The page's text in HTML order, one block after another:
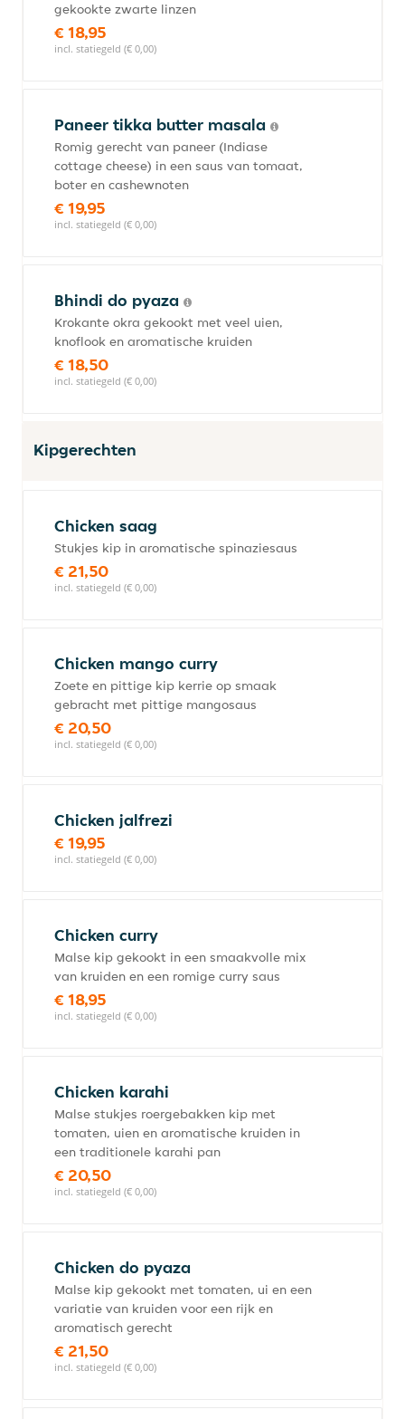
gekookte zwarte linzen
€ 18,95
incl. statiegeld (€ 0,00)
Paneer tikka butter masala
Romig gerecht van paneer (Indiase
cottage cheese) in een saus van tomaat,
boter en cashewnoten
€ 19,95
incl. statiegeld (€ 0,00)
Bhindi do pyaza
Krokante okra gekookt met veel uien,
knoflook en aromatische kruiden
€ 18,50
incl. statiegeld (€ 0,00)
Kipgerechten
Chicken saag
Stukjes kip in aromatische spinaziesaus
€ 21,50
incl. statiegeld (€ 0,00)
Chicken mango curry
Zoete en pittige kip kerrie op smaak
gebracht met pittige mangosaus
€ 20,50
incl. statiegeld (€ 0,00)
Chicken jalfrezi
€ 19,95
incl. statiegeld (€ 0,00)
Chicken curry
Malse kip gekookt in een smaakvolle mix
van kruiden en een romige curry saus
€ 18,95
incl. statiegeld (€ 0,00)
Chicken karahi
Malse stukjes roergebakken kip met
tomaten, uien en aromatische kruiden in
een traditionele karahi pan
€ 20,50
incl. statiegeld (€ 0,00)
Chicken do pyaza
Malse kip gekookt met tomaten, ui en een
variatie van kruiden voor een rijk en
aromatisch gerecht
€ 21,50
incl. statiegeld (€ 0,00)